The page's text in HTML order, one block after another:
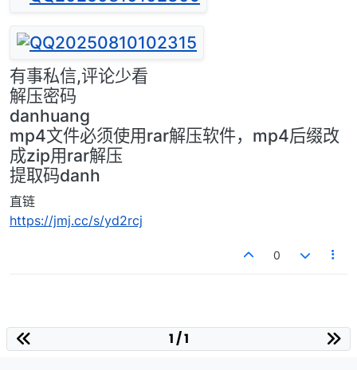
有事私信,评论少看
解压密码
danhuang
mp4文件必须使用rar解压软件，mp4后缀改
成zip用rar解压
提取码danh
直链
https://jmj.cc/s/yd2rcj
0
1 / 1